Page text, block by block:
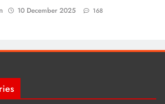
10 December 2025 168